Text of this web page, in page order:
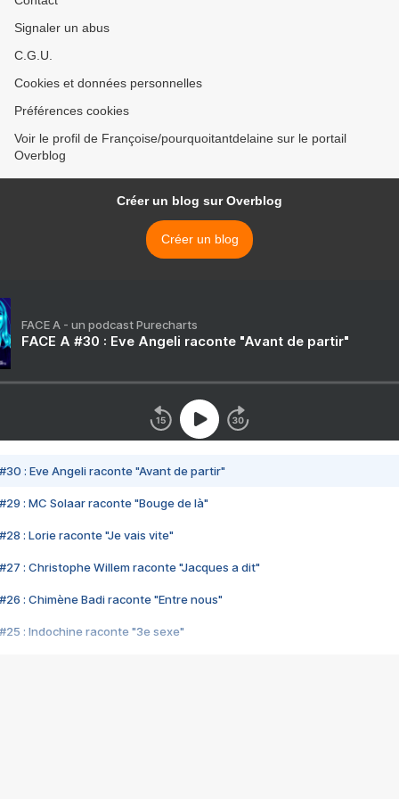
Signaler un abus
C.G.U.
Cookies et données personnelles
Préférences cookies
Voir le profil de Françoise/pourquoitantdelaine sur le portail
Overblog
Créer un blog sur Overblog
Créer un blog
FACE A - un podcast Purecharts
FACE A #30 : Eve Angeli raconte "Avant de partir"
#30 : Eve Angeli raconte "Avant de partir"
#29 : MC Solaar raconte "Bouge de là"
#28 : Lorie raconte "Je vais vite"
#27 : Christophe Willem raconte "Jacques a dit"
#26 : Chimène Badi raconte "Entre nous"
#25 : Indochine raconte "3e sexe"